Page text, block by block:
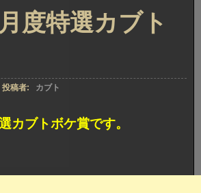
度特選カブト
投稿者: カブト
カブトボケ賞です。